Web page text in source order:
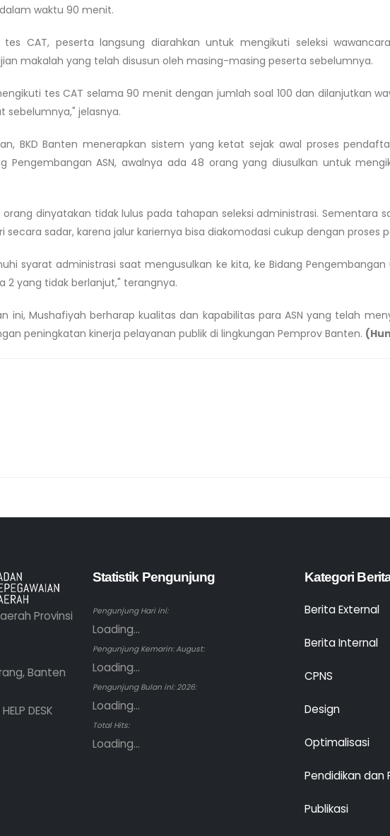
waktu 90 menit.
tes CAT, peserta langsung diarahkan untuk mengikuti seleksi
makalah yang telah disusun oleh masing-masing peserta sebelumnya.
tes CAT selama 90 menit dengan jumlah soal 100 dan dilanjutkan
sebelumnya," jelasnya.
BKD Banten menerapkan sistem yang ketat sejak awal proses
Pengembangan ASN, awalnya ada 48 orang yang diusulkan untuk
dinyatakan tidak lulus pada tahapan seleksi administrasi. Sementara
secara sadar, karena jalur kariernya bisa diakomodasi cukup dengan proses
syarat administrasi saat mengusulkan ke kita, ke Bidang Pengembangan
2 yang tidak berlanjut," terangnya.
ini, Mushafiyah berharap kualitas dan kapabilitas para ASN yang telah
peningkatan kinerja pelayanan publik di lingkungan Pemprov Banten.
Provinsi
Banten
DESK
Statistik Pengunjung
Pengunjung Hari ini:
Loading...
Pengunjung Kemarin: August:
Loading...
Pengunjung Bulan ini: 2026:
Loading...
Total Hits:
Loading...
Kategori
Berita External
Berita Internal
CPNS
Design
Optimalisasi
Pendidikan dan
Publikasi